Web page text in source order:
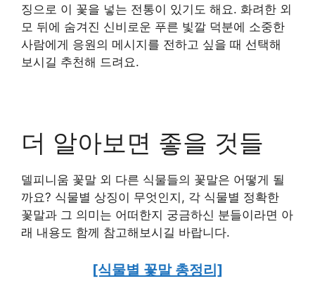
징으로 이 꽃을 넣는 전통이 있기도 해요. 화려한 외
모 뒤에 숨겨진 신비로운 푸른 빛깔 덕분에 소중한
사람에게 응원의 메시지를 전하고 싶을 때 선택해
보시길 추천해 드려요.
더 알아보면 좋을 것들
델피니움 꽃말 외 다른 식물들의 꽃말은 어떻게 될
까요? 식물별 상징이 무엇인지, 각 식물별 정확한
꽃말과 그 의미는 어떠한지 궁금하신 분들이라면 아
래 내용도 함께 참고해보시길 바랍니다.
[식물별 꽃말 총정리]